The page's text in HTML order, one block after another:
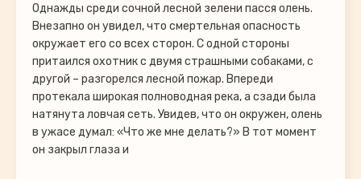
Однажды среди сочной лесной зелени пасся олень.
Внезапно он увидел, что смертельная опасность
окружает его со всех сторон. С одной стороны
притаился охотник с двумя страшными собаками, с
другой – разгорелся лесной пожар. Впереди
протекала широкая полноводная река, а сзади была
натянута ловчая сеть. Увидев, что он окружен, олень
в ужасе думал: «Что же мне делать?» В тот момент
он закрыл глаза и